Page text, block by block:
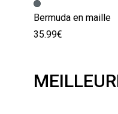
Bermuda en maille
35.99€